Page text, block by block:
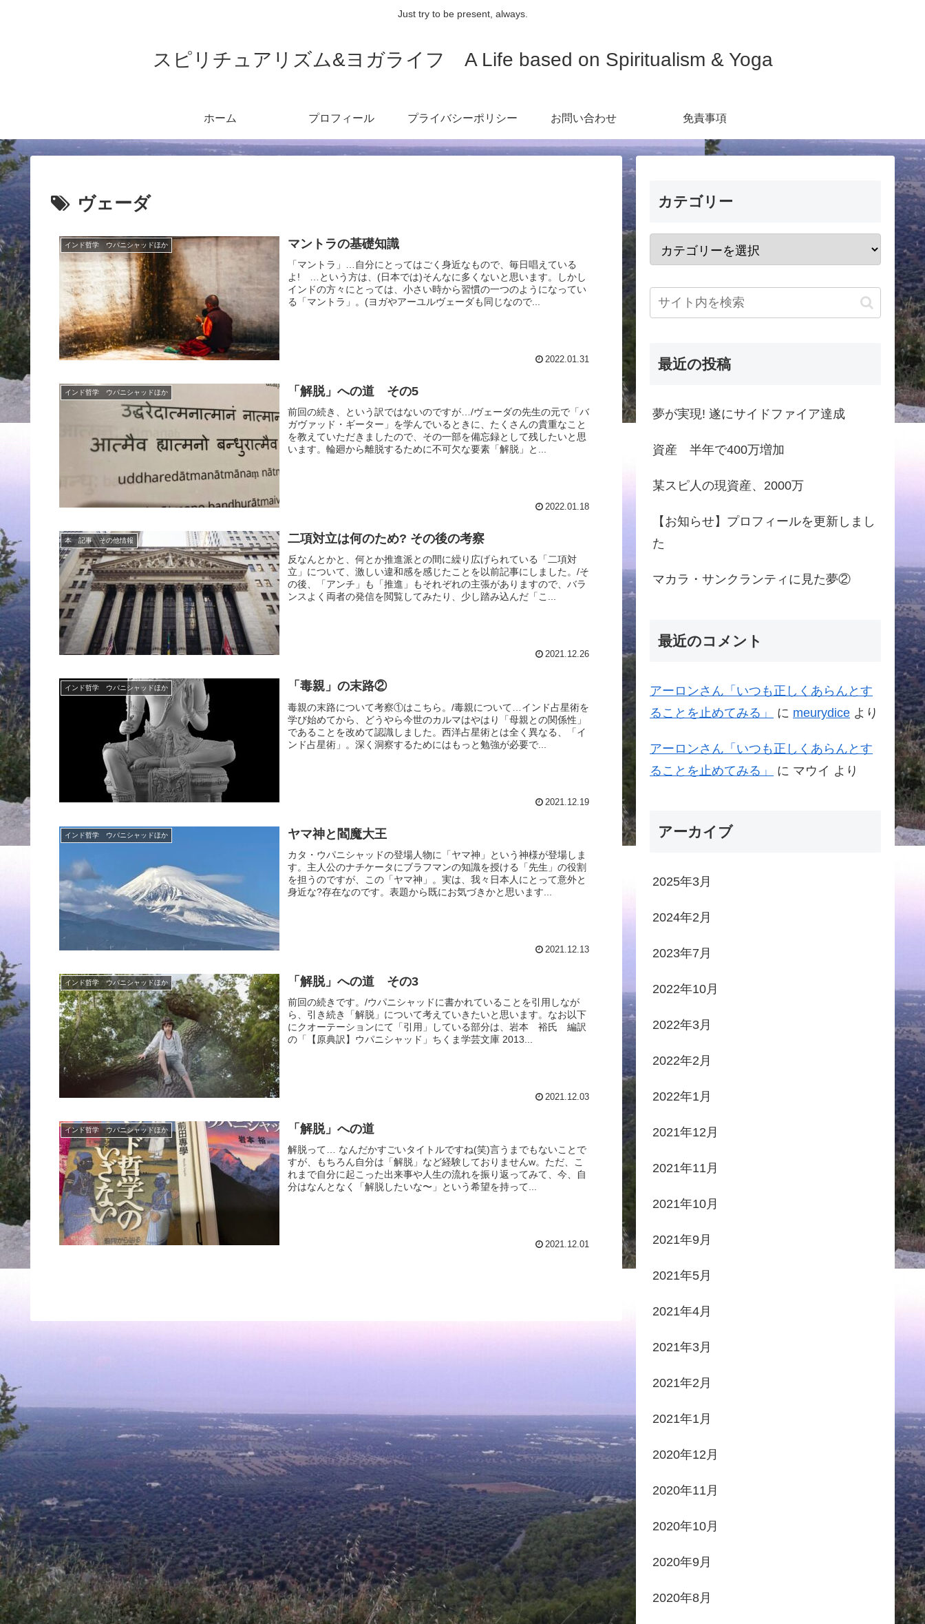
Just try to be present, always.
スピリチュアリズム&ヨガライフ A Life based on Spiritualism & Yoga
ホーム プロフィール プライバシーポリシー お問い合わせ 免責事項
ヴェーダ
インド哲学 ウパニシャッドほか マントラの基礎知識
「マントラ」…自分にとってはごく身近なもので、毎日唱えている
よ! …という方は、(日本では)そんなに多くないと思います。しかし
インドの方々にとっては、小さい時から習慣の一つのようになってい
る「マントラ」。(ヨガやアーユルヴェーダも同じなので...
2022.01.31
インド哲学 ウパニシャッドほか 「解脱」への道 その5
前回の続き、という訳ではないのですが…/ヴェーダの先生の元で「バ
ガヴァッド・ギーター」を学んでいるときに、たくさんの貴重なこと
を教えていただきましたので、その一部を備忘録として残したいと思
います。輪廻から離脱するために不可欠な要素「解脱」と...
2022.01.18
本 記事 その他情報 二項対立は何のため? その後の考察
反なんとかと、何とか推進派との間に繰り広げられている「二項対
立」について、激しい違和感を感じたことを以前記事にしました。/そ
の後、「アンチ」も「推進」もそれぞれの主張がありますので、バラ
ンスよく両者の発信を閲覧してみたり、少し踏み込んだ「こ...
2021.12.26
インド哲学 ウパニシャッドほか 「毒親」の末路②
毒親の末路について考察①はこちら。/毒親について…インド占星術を
学び始めてから、どうやら今世のカルマはやはり「母親との関係性」
であることを改めて認識しました。西洋占星術とは全く異なる、「イ
ンド占星術」。深く洞察するためにはもっと勉強が必要で...
2021.12.19
インド哲学 ウパニシャッドほか ヤマ神と閻魔大王
カタ・ウパニシャッドの登場人物に「ヤマ神」という神様が登場しま
す。主人公のナチケータにブラフマンの知識を授ける「先生」の役割
を担うのですが、この「ヤマ神」。実は、我々日本人にとって意外と
身近な?存在なのです。表題から既にお気づきかと思います...
2021.12.13
インド哲学 ウパニシャッドほか 「解脱」への道 その3
前回の続きです。/ウパニシャッドに書かれていることを引用しなが
ら、引き続き「解脱」について考えていきたいと思います。なお以下
にクオーテーションにて「引用」している部分は、岩本 裕氏 編訳
の「【原典訳】ウパニシャッド」ちくま学芸文庫 2013...
2021.12.03
インド哲学 ウパニシャッドほか 「解脱」への道
解脱って… なんだかすごいタイトルですね(笑)言うまでもないことで
すが、もちろん自分は「解脱」など経験しておりませんw。ただ、こ
れまで自分に起こった出来事や人生の流れを振り返ってみて、今、自
分はなんとなく「解脱したいな〜」という希望を持って...
2021.12.01
カテゴリー
最近の投稿
夢が実現! 遂にサイドファイア達成
資産 半年で400万増加
某スピ人の現資産、2000万
【お知らせ】プロフィールを更新しまし
た
マカラ・サンクランティに見た夢②
最近のコメント
アーロンさん「いつも正しくあらんとす
ることを止めてみる」
に meurydice より
アーロンさん「いつも正しくあらんとす
ることを止めてみる」
に マウイ より
アーカイブ
2025年3月
2024年2月
2023年7月
2022年10月
2022年3月
2022年2月
2022年1月
2021年12月
2021年11月
2021年10月
2021年9月
2021年5月
2021年4月
2021年3月
2021年2月
2021年1月
2020年12月
2020年11月
2020年10月
2020年9月
2020年8月